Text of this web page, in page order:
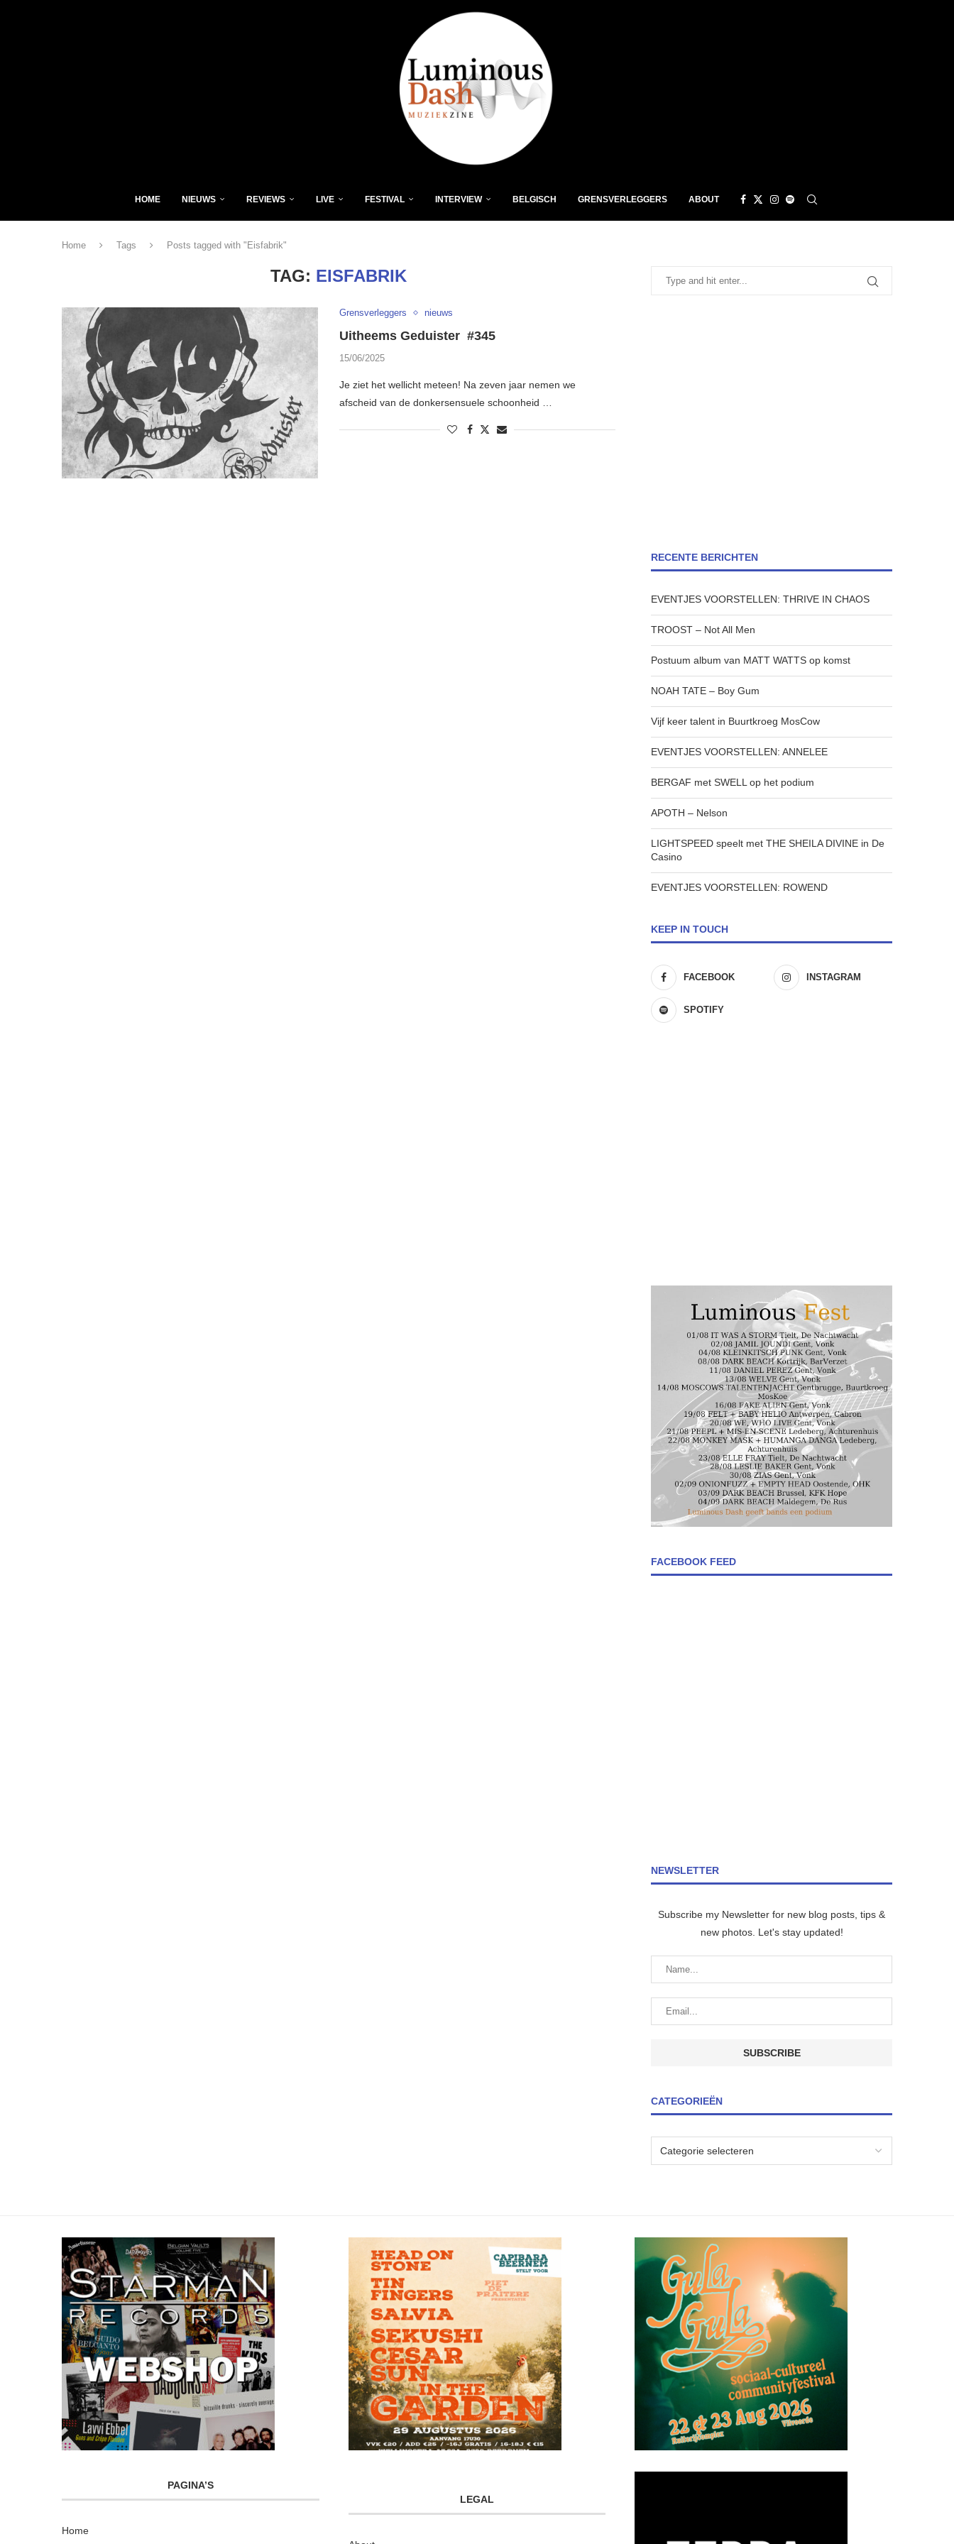
HOME NIEUWS REVIEWS LIVE FESTIVAL INTERVIEW BELGISCH GRENSVERLEGGERS ABOUT
Home Tags Posts tagged with "Eisfabrik"
TAG: EISFABRIK
Grensverleggers nieuws
Uitheems Geduister #345
15/06/2025
Je ziet het wellicht meteen! Na zeven jaar nemen we
afscheid van de donkersensuele schoonheid …
RECENTE BERICHTEN
EVENTJES VOORSTELLEN: THRIVE IN CHAOS
TROOST – Not All Men
Postuum album van MATT WATTS op komst
NOAH TATE – Boy Gum
Vijf keer talent in Buurtkroeg MosCow
EVENTJES VOORSTELLEN: ANNELEE
BERGAF met SWELL op het podium
APOTH – Nelson
LIGHTSPEED speelt met THE SHEILA DIVINE in De
Casino
EVENTJES VOORSTELLEN: ROWEND
KEEP IN TOUCH
FACEBOOK INSTAGRAM
SPOTIFY
FACEBOOK FEED
NEWSLETTER
Subscribe my Newsletter for new blog posts, tips &
new photos. Let's stay updated!
CATEGORIEËN
PAGINA’S
Home
LEGAL